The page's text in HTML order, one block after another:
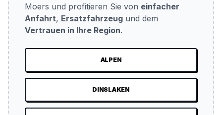
Moers und profitieren Sie von einfacher
Anfahrt, Ersatzfahrzeug und dem
Vertrauen in Ihre Region.
ALPEN
DINSLAKEN